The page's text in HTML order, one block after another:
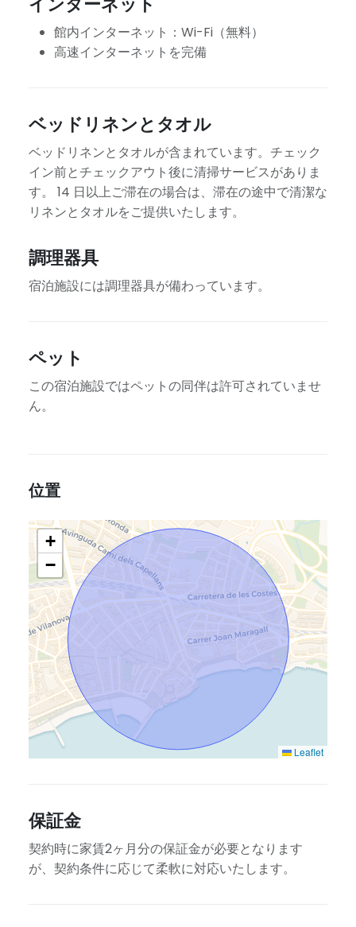
館内インターネット：Wi-Fi（無料）
高速インターネットを完備
ベッドリネンとタオル
ベッドリネンとタオルが含まれています。チェック
イン前とチェックアウト後に清掃サービスがありま
す。 14 日以上ご滞在の場合は、滞在の途中で清潔な
リネンとタオルをご提供いたします。
調理器具
宿泊施設には調理器具が備わっています。
ペット
この宿泊施設ではペットの同伴は許可されていませ
ん。
位置
+
−
Leaflet
保証金
契約時に家賃2ヶ月分の保証金が必要となります
が、契約条件に応じて柔軟に対応いたします。